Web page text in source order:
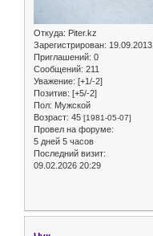
Откуда: Piter.kz
Зарегистрирован: 19.09.2013
Приглашений: 0
Сообщений: 211
Уважение: [+1/-2]
Позитив: [+5/-2]
Пол: Мужской
Возраст: 45 [1981-05-07]
Провел на форуме:
5 дней 5 часов
Последний визит:
09.02.2026 20:29